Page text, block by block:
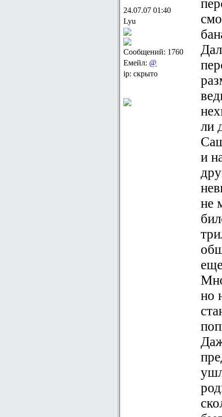
24.07.07 01:40
Lyu
Сообщений: 1760
Емейл: @
ip: скрыто
ли
и
не
но